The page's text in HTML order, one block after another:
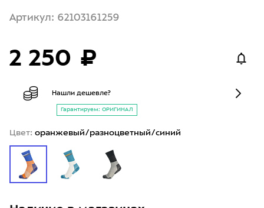
Артикул: 62103161259
2 250 ₽
Нашли дешевле?
Гарантируем: ОРИГИНАЛ
Цвет: оранжевый/разноцветный/синий